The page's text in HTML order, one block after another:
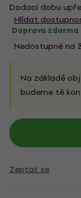
Dodací dobu
Hlídat
Doprava zdarma
Nedostupné na
Na základě
budeme tě
Zeptat se